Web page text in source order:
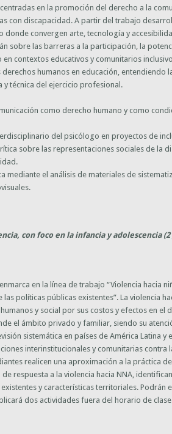
en la promoción del derecho a la
con discapacidad. A partir del trabajo
donde convergen arte, tecnología y
sobre las barreras a la participación, la
contextos educativos y comunitarios
derechos humanos en educación, entendiendo
y técnica del ejercicio profesional.
como derecho humano y como
del psicólogo en proyectos de
sobre las representaciones sociales de la
mediante el análisis de materiales de
con foco en la infancia y adolescencia
en la línea de trabajo “Violencia hacia
las políticas públicas existentes”. La violencia
y social por sus costos y efectos en el
el ámbito privado y familiar, siendo su
sistemática en países de América Latina y
interinstitucionales y comunitarias contra
realicen una aproximación a la práctica
respuesta a la violencia hacia NNA,
y características territoriales. Podrán
dos actividades fuera del horario de